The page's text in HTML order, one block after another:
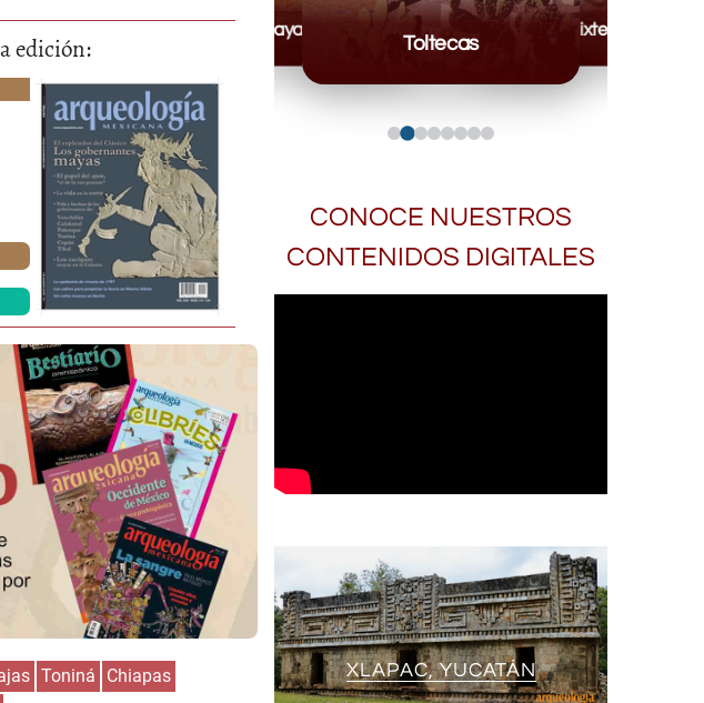
edición:
Toniná
Chiapas
Mayas
Toltecas
Mixteca
Olmecas
CONOCE NUESTROS
CONTENIDOS DIGITALES
XLAPAC, YUCATÁN